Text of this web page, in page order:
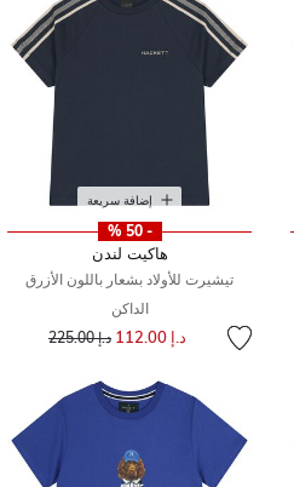
إضافة سريعة
- 50 %
هاكيت لندن
تيشيرت للأولاد بشعار باللون الأزرق
الداكن
د.إ 112.00 سعر مخفض من
د.إ 225.00 إلى